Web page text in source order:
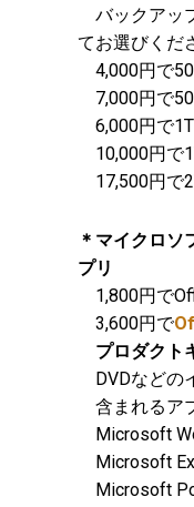
バックアッ
てお選びくだ
4,000円で
7,000円で
6,000円で
10,000円で
17,500円で
＊マイクロ
プリ
1,800円で
3,600円で
プロダクト
DVDなどの
含まれるア
Microsoft
Microsoft
Microsoft